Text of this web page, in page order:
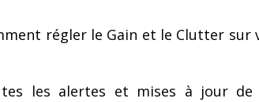
régler le Gain et le Clutter sur
les alertes et mises à jour